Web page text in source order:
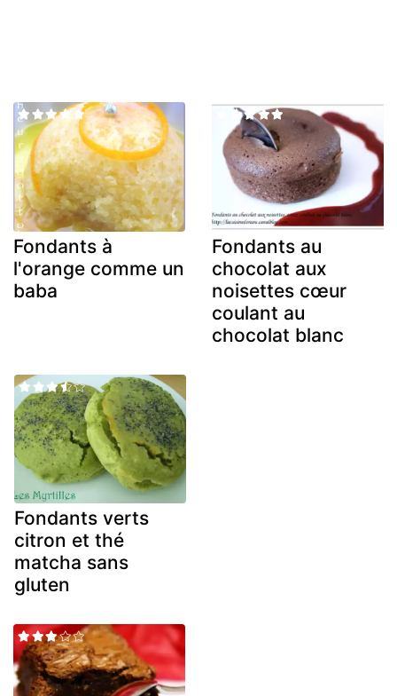
Fondants à
l'orange comme un
baba
Fondants au
chocolat aux
noisettes cœur
coulant au
chocolat blanc
Fondants verts
citron et thé
matcha sans
gluten